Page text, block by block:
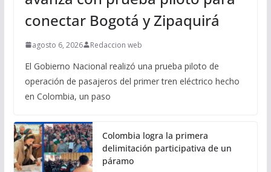
conectar Bogotá y Zipaquirá
agosto 6, 2026 Redaccion web
El Gobierno Nacional realizó una prueba piloto de
operación de pasajeros del primer tren eléctrico hecho
en Colombia, un paso
Colombia logra la primera
delimitación participativa de un
páramo